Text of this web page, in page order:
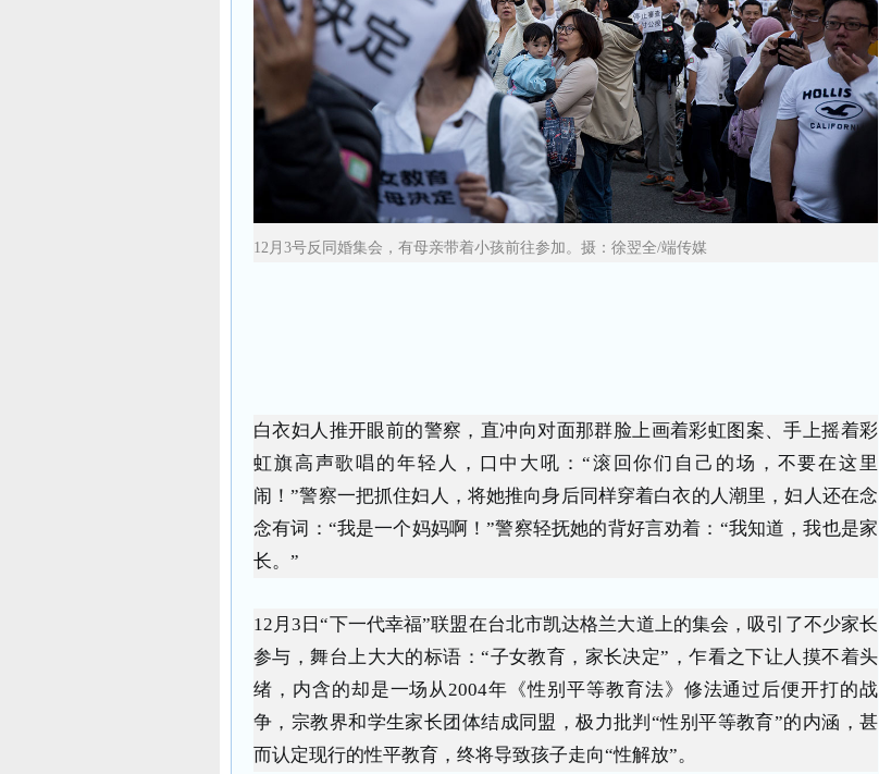
12月3号反同婚集会，有母亲带着小孩前往参加。 摄：徐翌全/端传媒
白衣妇人推开眼前的警察，直冲向对面那群脸上画着彩虹图案、手上摇着彩
虹旗高声歌唱的年轻人，口中大吼：“滚回你们自己的场，不要在这里
闹！”警察一把抓住妇人，将她推向身后同样穿着白衣的人潮里，妇人还在念
念有词：“我是一个妈妈啊！”警察轻抚她的背好言劝着：“我知道，我也是家
长。”
12月3日“下一代幸福”联盟在台北市凯达格兰大道上的集会，吸引了不少家长
参与，舞台上大大的标语：“子女教育，家长决定”，乍看之下让人摸不着头
绪，内含的却是一场从2004年《性别平等教育法》修法通过后便开打的战
争，宗教界和学生家长团体结成同盟，极力批判“性别平等教育”的内涵，甚
而认定现行的性平教育，终将导致孩子走向“性解放”。